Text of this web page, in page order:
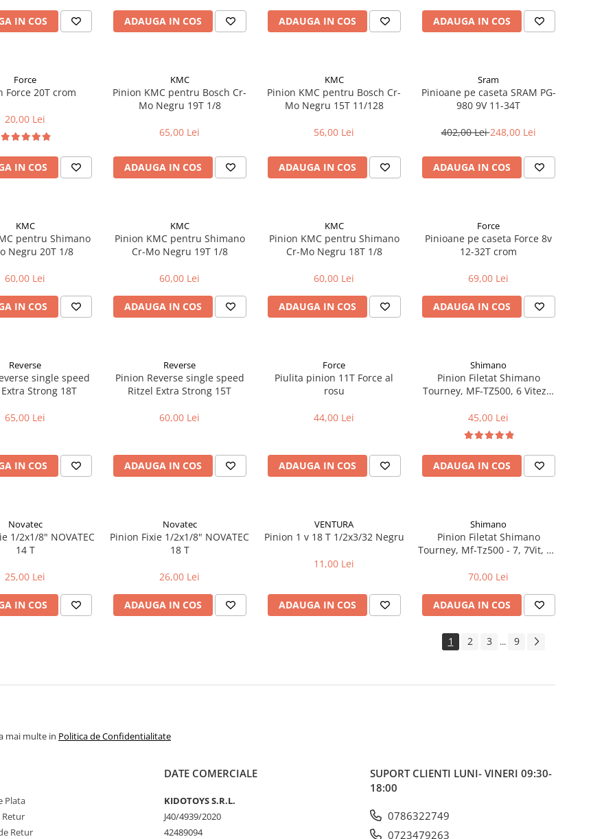
IN COS ADAUGA IN COS ADAUGA IN COS ADAUGA IN COS
Force
Force 20T crom
20,00 Lei
IN COS
KMC
Pinion KMC pentru Bosch Cr-
Mo Negru 19T 1/8
65,00 Lei
ADAUGA IN COS
KMC
Pinion KMC pentru Bosch Cr-
Mo Negru 15T 11/128
56,00 Lei
ADAUGA IN COS
Sram
Pinioane pe caseta SRAM PG-
980 9V 11-34T
402,00 Lei248,00 Lei
ADAUGA IN COS
KMC
pentru Shimano
Negru 20T 1/8
60,00 Lei
IN COS
KMC
Pinion KMC pentru Shimano
Cr-Mo Negru 19T 1/8
60,00 Lei
ADAUGA IN COS
KMC
Pinion KMC pentru Shimano
Cr-Mo Negru 18T 1/8
60,00 Lei
ADAUGA IN COS
Force
Pinioane pe caseta Force 8v
12-32T crom
69,00 Lei
ADAUGA IN COS
Reverse
single speed
Strong 18T
65,00 Lei
IN COS
Reverse
Pinion Reverse single speed
Ritzel Extra Strong 15T
60,00 Lei
ADAUGA IN COS
Force
Piulita pinion 11T Force al
rosu
44,00 Lei
ADAUGA IN COS
Shimano
Pinion Filetat Shimano
Tourney, MF-TZ500, 6 Viteze,
45,00 Lei
ADAUGA IN COS
Novatec
1/2x1/8" NOVATEC
14 T
25,00 Lei
IN COS
Novatec
Pinion Fixie 1/2x1/8" NOVATEC
18 T
26,00 Lei
ADAUGA IN COS
VENTURA
Pinion 1 v 18 T 1/2x3/32 Negru
11,00 Lei
ADAUGA IN COS
Shimano
Pinion Filetat Shimano
Tourney, Mf-Tz500 - 7, 7Vit, Hg
70,00 Lei
ADAUGA IN COS
1 2 3 ... 9
mai multe in Politica de Confidentialitate
Plata
Retur
Retur
DATE COMERCIALE
KIDOTOYS S.R.L.
J40/4939/2020
42489094
SUPORT CLIENTI LUNI- VINERI 09:30-
18:00
0786322749
0723479263